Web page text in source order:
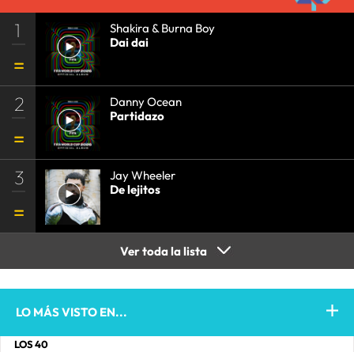
1
Shakira & Burna Boy
Dai dai
2
Danny Ocean
Partidazo
3
Jay Wheeler
De lejitos
Ver toda la lista
LO MÁS VISTO EN...
LOS 40